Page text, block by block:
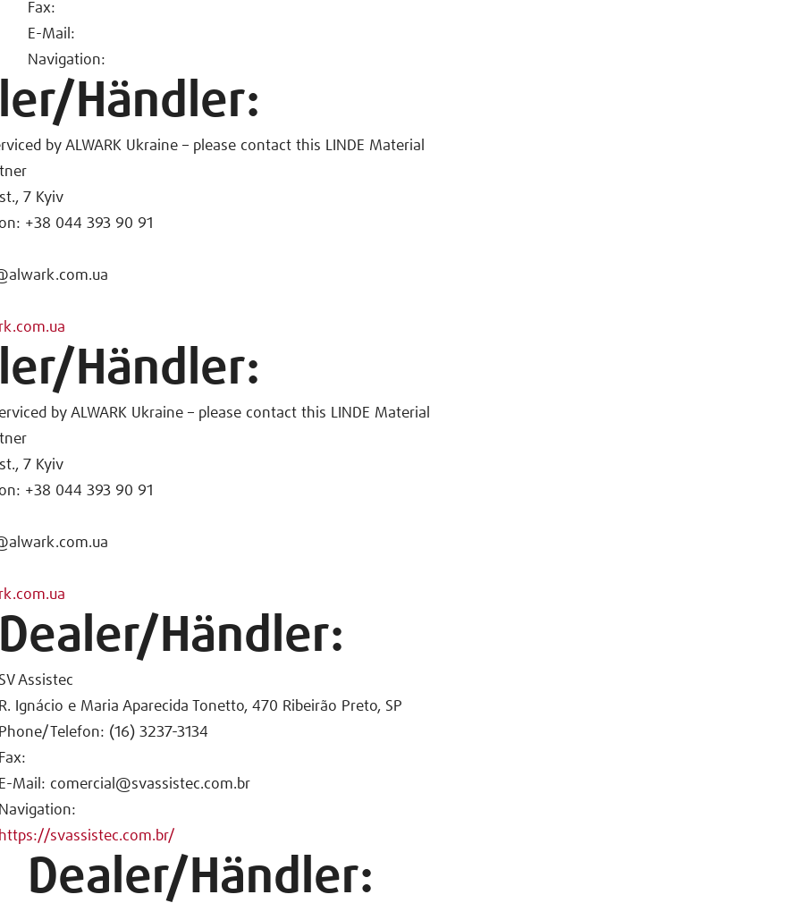
Fax:
E-Mail:
Navigation:
Händler:
by ALWARK Ukraine – please contact this LINDE Material
7 Kyiv
+38 044 393 90 91
Händler:
by ALWARK Ukraine – please contact this LINDE Material
7 Kyiv
+38 044 393 90 91
Händler:
Assistec
Ignácio e Maria Aparecida Tonetto, 470 Ribeirão Preto, SP
Telefon: (16) 3237-3134
Mail: comercial@svassistec.com.br
svassistec.com.br/
Dealer/Händler: